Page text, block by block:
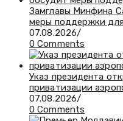
Замглавы Минфина
меры поддержки
07.08.2026/
0 Comments
Указ президента
приватизации
07.08.2026/
0 Comments